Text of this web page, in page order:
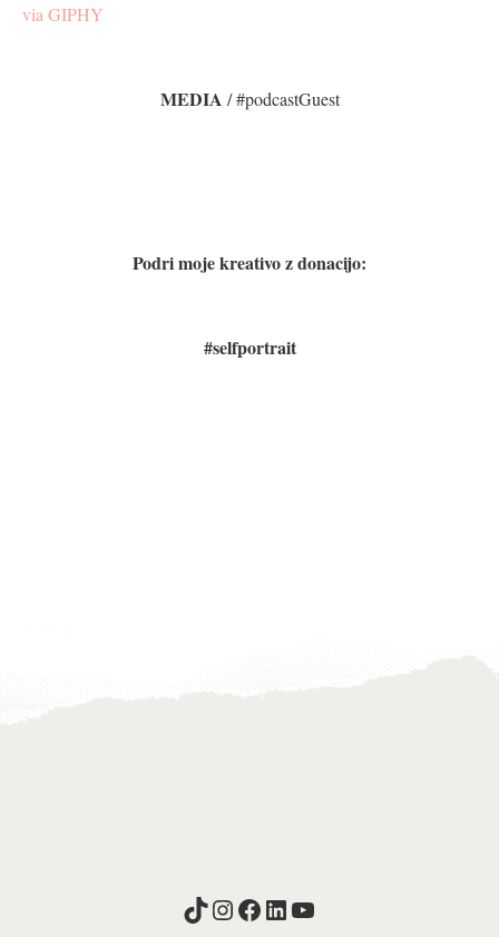
via GIPHY
MEDIA / #podcastGuest
Podri moje kreativo z donacijo:
#selfportrait
TikTok
Instagram
Facebook
LinkedIn
YouTube